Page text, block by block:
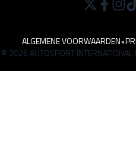
ALGEMENE VOORWAARDEN•
© 2026 AUTOSPORT INTERNATIONAL